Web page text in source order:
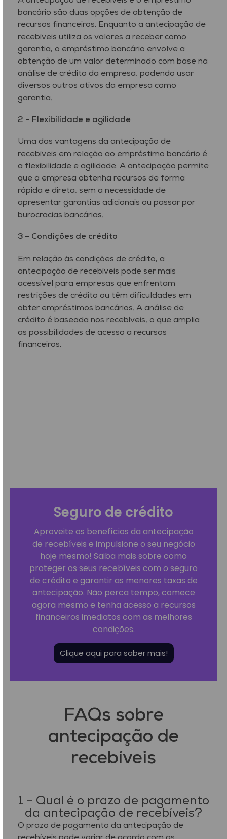
bancário são duas opções de obtenção de
recursos financeiros. Enquanto a antecipação de
recebíveis utiliza os valores a receber como
garantia, o empréstimo bancário envolve a
obtenção de um valor determinado com base na
análise de crédito da empresa, podendo usar
diversos outros ativos da empresa como
garantia.
2 – Flexibilidade e agilidade
Uma das vantagens da antecipação de
recebíveis em relação ao empréstimo bancário é
a flexibilidade e agilidade. A antecipação permite
que a empresa obtenha recursos de forma
rápida e direta, sem a necessidade de
apresentar garantias adicionais ou passar por
burocracias bancárias.
3 – Condições de crédito
Em relação às condições de crédito, a
antecipação de recebíveis pode ser mais
acessível para empresas que enfrentam
restrições de crédito ou têm dificuldades em
obter empréstimos bancários. A análise de
crédito é baseada nos recebíveis, o que amplia
as possibilidades de acesso a recursos
financeiros.
Seguro de crédito
Aproveite os benefícios da antecipação
de recebíveis e impulsione o seu negócio
hoje mesmo! Saiba mais sobre como
proteger os seus recebíveis com o seguro
de crédito e garantir as menores taxas de
antecipação. Não perca tempo, comece
agora mesmo e tenha acesso a recursos
financeiros imediatos com as melhores
condições.
Clique aqui para saber mais!
FAQs sobre
antecipação de
recebíveis
1 - Qual é o prazo de pagamento
da antecipação de recebíveis?
O prazo de pagamento da antecipação de